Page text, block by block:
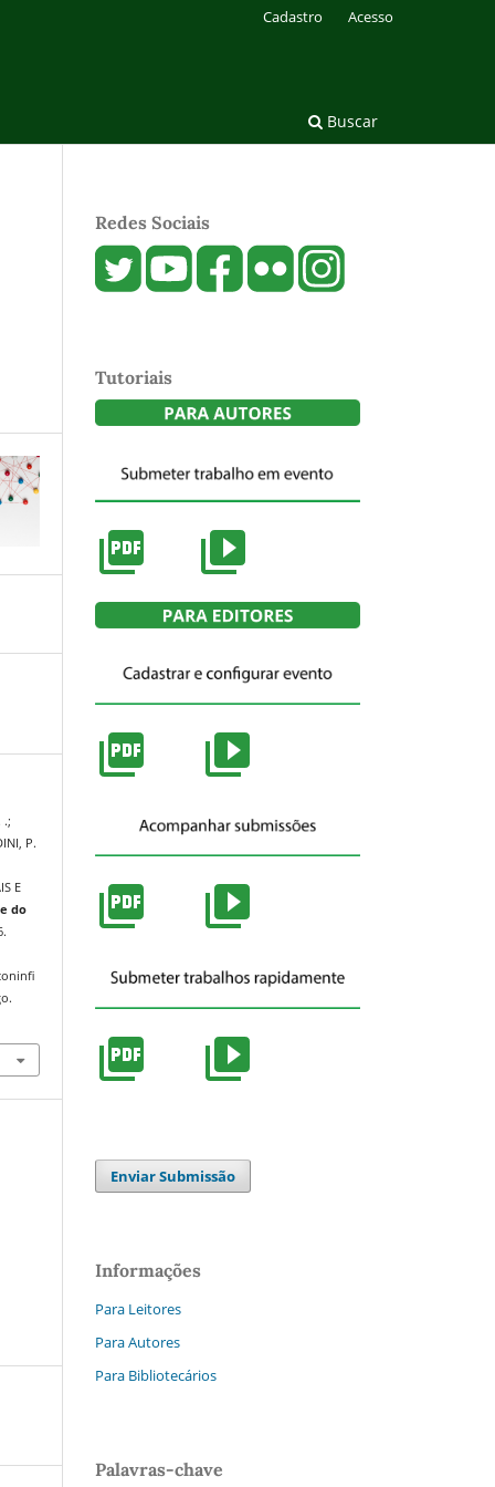
Buscar
Cadastro Acesso
.;
P.
E
do
Redes Sociais
Tutoriais
Enviar Submissão
Informações
Para Leitores
Para Autores
Para Bibliotecários
Palavras-chave